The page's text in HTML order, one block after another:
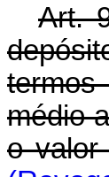
Art.
médio
o valor